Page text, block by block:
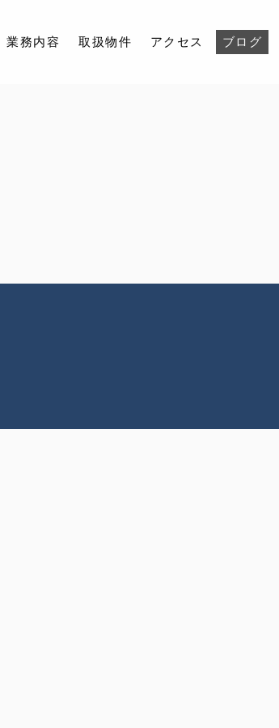
業務内容 取扱物件 アクセス ブログ